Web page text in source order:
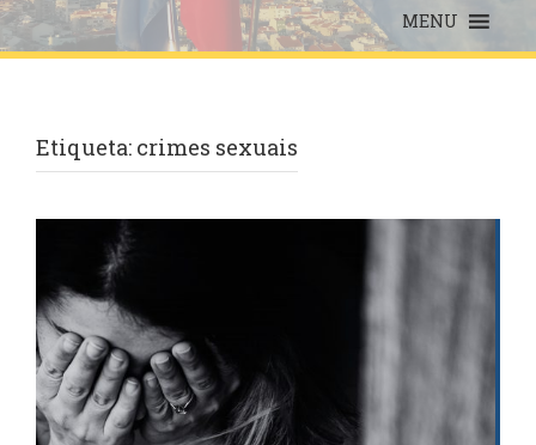
MENU
Etiqueta: crimes sexuais